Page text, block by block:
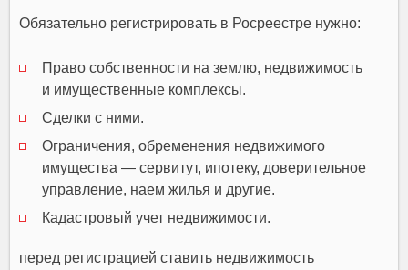
Обязательно регистрировать в Росреестре нужно:
Право собственности на землю, недвижимость
и имущественные комплексы.
Сделки с ними.
Ограничения, обременения недвижимого
имущества — сервитут, ипотеку, доверительное
управление, наем жилья и другие.
Кадастровый учет недвижимости.
перед регистрацией ставить недвижимость